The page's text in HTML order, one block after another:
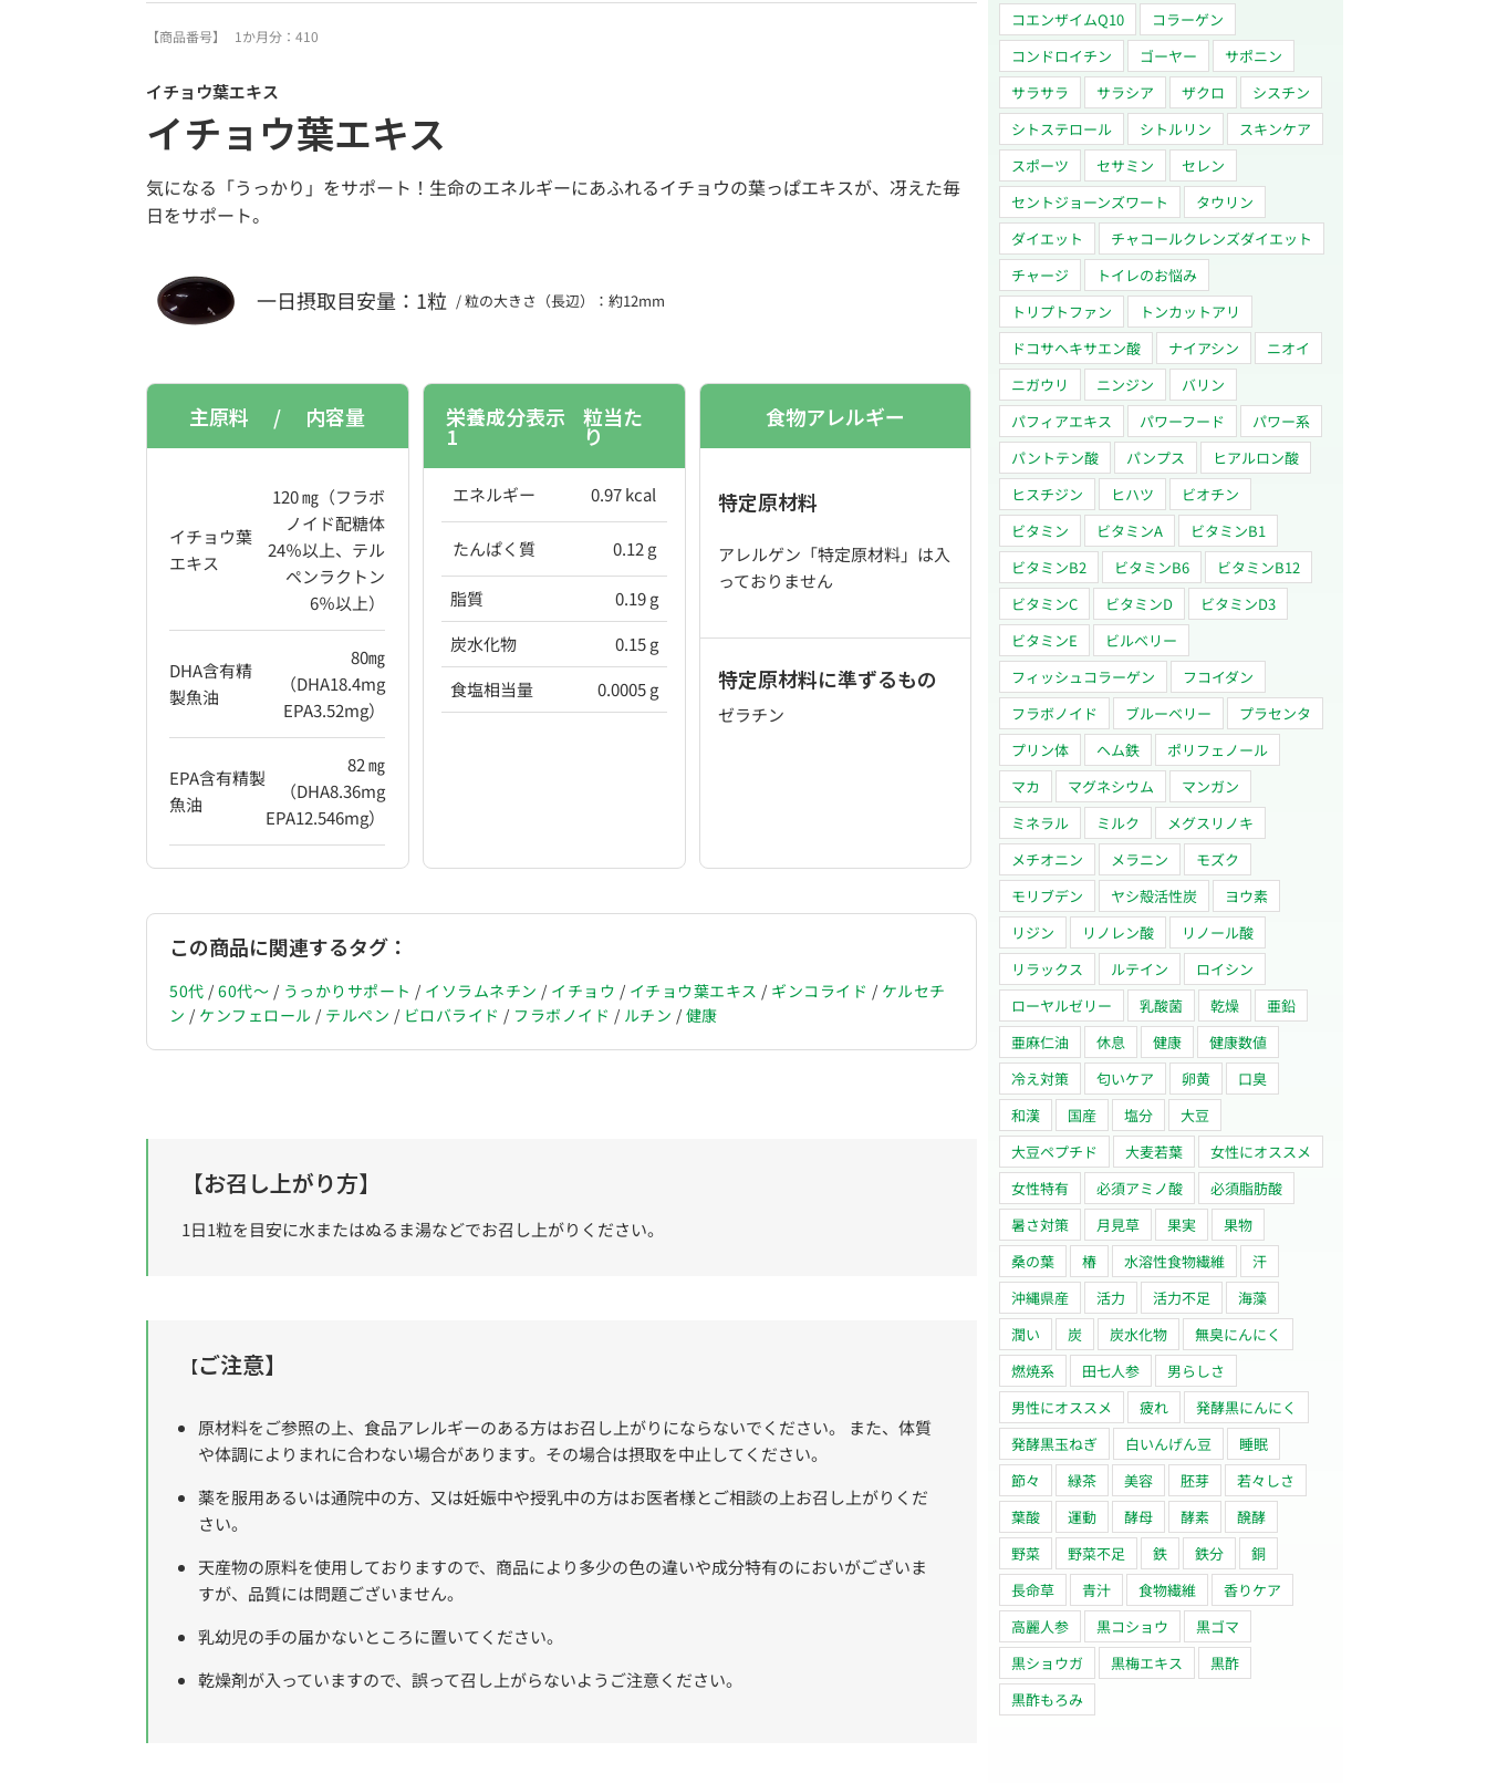
【商品番号】 1か月分：410
イチョウ葉エキス
イチョウ葉エキス
気になる「うっかり」をサポート！生命のエネルギーにあふれるイチョウの葉っぱエキスが、冴えた毎
日をサポート。
一日摂取目安量：1粒 / 粒の大きさ（長辺）：約12mm
主原料 / 内容量
イチョウ葉
エキス
120 ㎎（フラボ
ノイド配糖体
24％以上、テル
ペンラクトン
6％以上）
DHA含有精
製魚油
80㎎
（DHA18.4mg
EPA3.52mg）
EPA含有精製
魚油
82 ㎎
（DHA8.36mg
EPA12.546mg）
栄養成分表示
1
粒当た
り
エネルギー 0.97 kcal
たんぱく質 0.12 g
脂質
0.19 g
炭水化物
0.15 g
食塩相当量
0.0005 g
食物アレルギー
特定原材料
アレルゲン「特定原材料」は入
っておりません
特定原材料に準ずるもの
ゼラチン
この商品に関連するタグ：
50代 / 60代〜 / うっかりサポート / イソラムネチン / イチョウ / イチョウ葉エキス / ギンコライド / ケルセチ
ン / ケンフェロール / テルペン / ビロバライド / フラボノイド / ルチン / 健康
【お召し上がり方】
1日1粒を目安に水またはぬるま湯などでお召し上がりください。
【ご注意】
原材料をご参照の上、食品アレルギーのある方はお召し上がりにならないでください。 また、体質
や体調によりまれに合わない場合があります。その場合は摂取を中止してください。
薬を服用あるいは通院中の方、又は妊娠中や授乳中の方はお医者様とご相談の上お召し上がりくだ
さい。
天産物の原料を使用しておりますので、商品により多少の色の違いや成分特有のにおいがございま
すが、品質には問題ございません。
乳幼児の手の届かないところに置いてください。
乾燥剤が入っていますので、誤って召し上がらないようご注意ください。
コエンザイムQ10
コラーゲン
コンドロイチン
ゴーヤー
サポニン
サラサラ
サラシア ザクロ
シスチン
シトステロール
シトルリン
スキンケア
スポーツ
セサミン
セレン
セントジョーンズワート
タウリン
ダイエット
チャコールクレンズダイエット
チャージ
トイレのお悩み
トリプトファン
トンカットアリ
ドコサヘキサエン酸
ナイアシン
ニオイ
ニガウリ
ニンジン
バリン
パフィアエキス
パワーフード
パワー系
パントテン酸
パンプス
ヒアルロン酸
ヒスチジン
ヒハツ
ビオチン
ビタミン
ビタミンA
ビタミンB1
ビタミンB2
ビタミンB6
ビタミンB12
ビタミンC
ビタミンD
ビタミンD3
ビタミンE
ビルベリー
フィッシュコラーゲン
フコイダン
フラボノイド
ブルーベリー
プラセンタ
プリン体
ヘム鉄
ポリフェノール
マカ
マグネシウム
マンガン
ミネラル
ミルク
メグスリノキ
メチオニン
メラニン
モズク
モリブデン
ヤシ殻活性炭
ヨウ素
リジン
リノレン酸
リノール酸
リラックス
ルテイン
ロイシン
ローヤルゼリー
乳酸菌 乾燥
亜鉛
亜麻仁油
休息 健康
健康数値
冷え対策
匂いケア 卵黄
口臭
和漢
国産 塩分
大豆
大豆ペプチド
大麦若葉
女性にオススメ
女性特有
必須アミノ酸
必須脂肪酸
暑さ対策
月見草 果実
果物
桑の葉
椿 水溶性食物繊維
汗
沖縄県産
活力 活力不足
海藻
潤い
炭 炭水化物
無臭にんにく
燃焼系
田七人参
男らしさ
男性にオススメ
疲れ
発酵黒にんにく
発酵黒玉ねぎ
白いんげん豆
睡眠
節々
緑茶 美容 胚芽
若々しさ
葉酸
運動 酵母 酵素
醗酵
野菜
野菜不足 鉄 鉄分
銅
長命草
青汁 食物繊維
香りケア
高麗人参
黒コショウ
黒ゴマ
黒ショウガ
黒梅エキス
黒酢
黒酢もろみ